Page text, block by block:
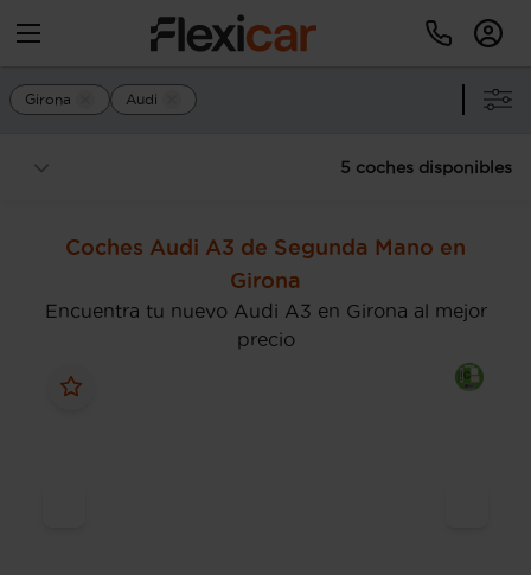
Girona Audi
5 coches disponibles
Coches Audi A3 de Segunda Mano en
Girona
Encuentra tu nuevo Audi A3 en Girona al mejor
precio